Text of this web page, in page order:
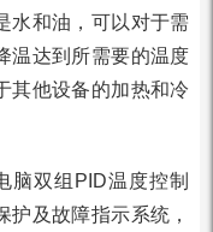
水和油，可以对于需
温达到所需要的温度
其他设备的加热和冷
脑双组PID温度控制
及故障指示系统，